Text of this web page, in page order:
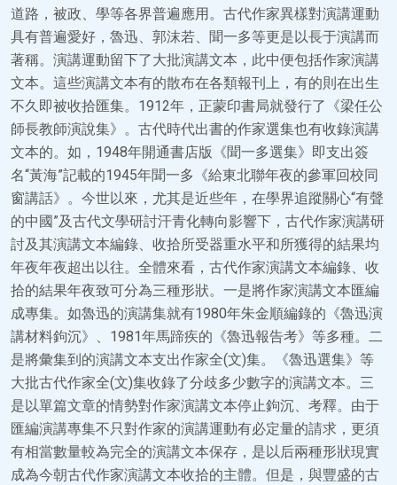
道路，被政、學等各界普遍應用。古代作家異樣對演講運動
具有普遍愛好，魯迅、郭沫若、聞一多等更是以長于演講而
著稱。演講運動留下了大批演講文本，此中便包括作家演講
文本。這些演講文本有的散布在各類報刊上，有的則在出生
不久即被收拾匯集。1912年，正蒙印書局就發行了《梁任公
師長教師演說集》。古代時代出書的作家選集也有收錄演講
文本的。如，1948年開通書店版《聞一多選集》即支出簽
名“黃海”記載的1945年聞一多《給東北聯年夜的參軍回校同
窗講話》。今世以來，尤其是近些年，在學界追蹤關心“有聲
的中國”及古代文學研討汗青化轉向影響下，古代作家演講研
討及其演講文本編錄、收拾所受器重水平和所獲得的結果均
年夜年夜超出以往。全體來看，古代作家演講文本編錄、收
拾的結果年夜致可分為三種形狀。一是將作家演講文本匯編
成專集。如魯迅的演講集就有1980年朱金順編錄的《魯迅演
講材料鉤沉》、1981年馬蹄疾的《魯迅報告考》等多種。二
是將彙集到的演講文本支出作家全(文)集。《魯迅選集》等
大批古代作家全(文)集收錄了分歧多少數字的演講文本。三
是以單篇文章的情勢對作家演講文本停止鉤沉、考釋。由于
匯編演講專集不只對作家的演講運動有必定量的請求，更須
有相當數量較為完全的演講文本保存，是以后兩種形狀現實
成為今朝古代作家演講文本收拾的主體。但是，與豐盛的古